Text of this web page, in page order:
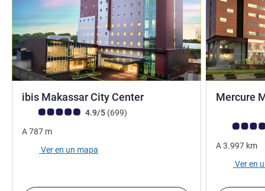
ibis Makassar City Center
Nota de clientes de Avis (Clasificación de ALL)
4.9/5 (699opiniones
)
A787 m
Ver en un mapa
Mercure
Nota de
A3.997 km
Ver en